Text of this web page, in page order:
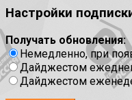
Настройки
Получать обновления:
Немедленно, при
Дайджестом
Дайджестом